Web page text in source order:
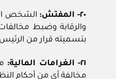
٢٠- المفتش:
الشخص
والرقابة وضبط مخالفات
بتسميته قرار من
٢١- الغرامات المالية:
مخالفة أي من أحكام